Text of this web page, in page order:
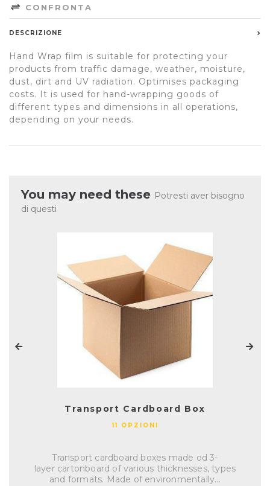
CONFRONTA
DESCRIZIONE
Hand Wrap film is suitable for protecting your
products from traffic damage, weather, moisture,
dust, dirt and UV radiation. Optimises packaging
costs. It is used for hand-wrapping goods of
different types and dimensions in all operations,
depending on your needs.
You may need these Potresti aver bisogno
di questi
Transport Cardboard Box
11 OPZIONI
Transport cardboard boxes made od 3-
layer cartonboard of various thicknesses, types
and formats. Made of environmentally...